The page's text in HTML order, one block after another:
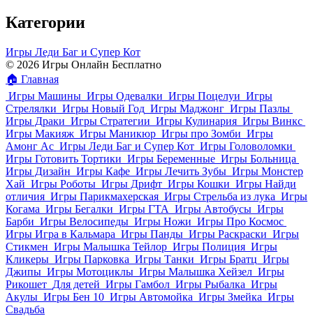
Категории
Игры Леди Баг и Супер Кот
© 2026 Игры Онлайн Бесплатно
🏠 Главная
Игры Машины Игры Одевалки Игры Поцелуи Игры
Стрелялки Игры Новый Год Игры Маджонг Игры Пазлы
Игры Драки Игры Стратегии Игры Кулинария Игры Винкс
Игры Макияж Игры Маникюр Игры про Зомби Игры
Амонг Ас Игры Леди Баг и Супер Кот Игры Головоломки
Игры Готовить Тортики Игры Беременные Игры Больница
Игры Дизайн Игры Кафе Игры Лечить Зубы Игры Монстер
Хай Игры Роботы Игры Дрифт Игры Кошки Игры Найди
отличия Игры Парикмахерская Игры Стрельба из лука Игры
Когама Игры Бегалки Игры ГТА Игры Автобусы Игры
Барби Игры Велосипеды Игры Ножи Игры Про Космос
Игры Игра в Кальмара Игры Панды Игры Раскраски Игры
Стикмен Игры Малышка Тейлор Игры Полиция Игры
Кликеры Игры Парковка Игры Танки Игры Братц Игры
Джипы Игры Мотоциклы Игры Малышка Хейзел Игры
Рикошет Для детей Игры Гамбол Игры Рыбалка Игры
Акулы Игры Бен 10 Игры Автомойка Игры Змейка Игры
Свадьба